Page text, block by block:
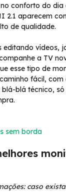
conforto do dia
2.1 aparecem
de qualidade.
editando vídeos,
a TV
esse tipo de
fácil,
blá-blá técnico,
sem borda
caso